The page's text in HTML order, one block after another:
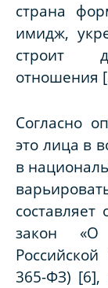
страна
имидж,
строит
отношения
Согласно
это лица в
в
закон «О
365-ФЗ)